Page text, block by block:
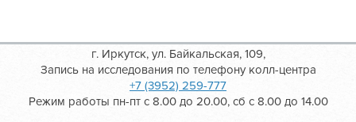
г. Иркутск, ул. Байкальская, 109,
Запись на исследования по телефону колл-центра
+7 (3952) 259-777
Режим работы пн-пт с 8.00 до 20.00, сб с 8.00 до 14.00